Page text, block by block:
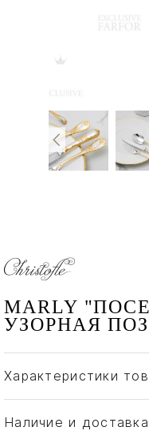
MARLY
УЗОРНАЯ
Характеристики
Бренд
Страна производителя
Наличие и доставка